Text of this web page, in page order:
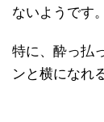
ないようです。
特に、酔っ払
ンと横になれ